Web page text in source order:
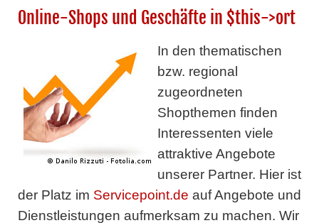
Online-Shops und Geschäfte in $this->ort
In den thematischen
bzw. regional
zugeordneten
Shopthemen finden
Interessenten viele
attraktive Angebote
unserer Partner. Hier ist
der Platz im Servicepoint.de auf Angebote und
Dienstleistungen aufmerksam zu machen. Wir